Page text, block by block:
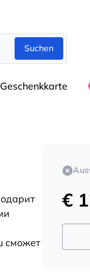
Suchen
Geschenkkarte
сможет
€